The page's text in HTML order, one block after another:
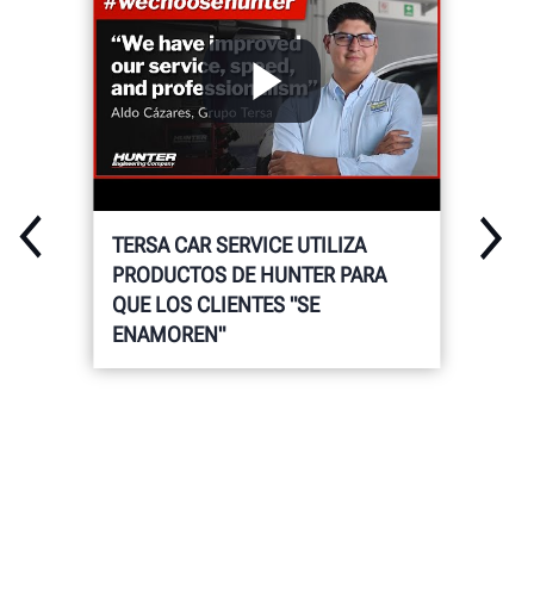
TERSA CAR SERVICE UTILIZA
PRODUCTOS DE HUNTER PARA
QUE LOS CLIENTES "SE
ENAMOREN"